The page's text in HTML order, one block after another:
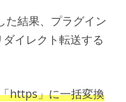
た結果、プラグイン
ダイレクト転送する
https」に一括変換